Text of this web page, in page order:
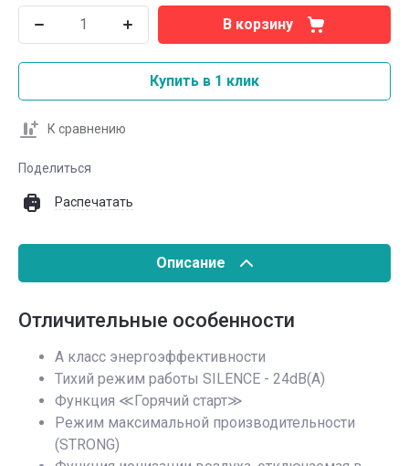
В корзину
Купить в 1 клик
К сравнению
Поделиться
Распечатать
Описание
Отличительные особенности
А класс энергоэффективности
Тихий режим работы SILENCE - 24dB(A)
Функция ≪Горячий старт≫
Режим максимальной производительности
(STRONG)